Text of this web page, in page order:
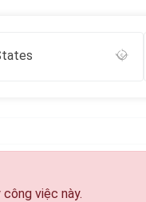
việc này.